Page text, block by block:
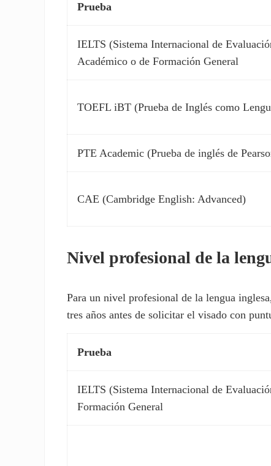
Prueba
IELTS (Sistema Internacional de
Académico o de Formación General
TOEFL iBT (Prueba de Inglés como
PTE Academic (Prueba de inglés de
CAE (Cambridge English: Advanced)
Nivel profesional de la
Para un nivel profesional de la lengua
tres años antes de solicitar el visado con
Prueba
IELTS (Sistema Internacional de
Formación General